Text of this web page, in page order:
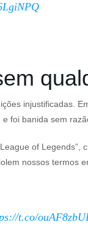
injustificadas.
foi banida sem
League of Legends”,
nossos termos
t.co/